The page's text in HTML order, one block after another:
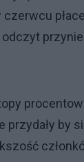
przydały by